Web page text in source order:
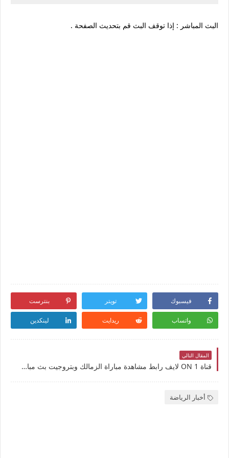
البث المباشر : إذا توقف البث قم بتحديث الصفحة .
فيسبوك تويتر بنترست
واتساب ريدايت لينكدين
المقال التالي
قناة ON 1 لايف رابط مشاهدة مباراة الزمالك وبتروجيت بث مباشر بتاريخ 16-2-2025 الدوري المصري الممتاز يوتيوب بدون تقطيع
أخبار الرياضة